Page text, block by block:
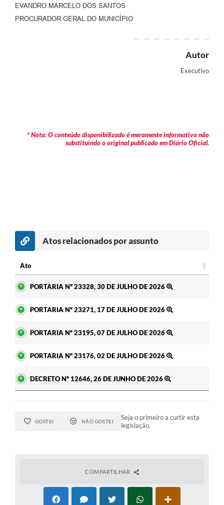
EVANDRO MARCELO DOS SANTOS
PROCURADOR GERAL DO MUNICÍPIO
Autor
Executivo
* Nota: O conteúdo disponibilizado é meramente informativo não
substituindo o original publicado em Diário Oficial.
Atos relacionados por assunto
Ato
PORTARIA Nº 23328, 30 DE JULHO DE 2026
PORTARIA Nº 23271, 17 DE JULHO DE 2026
PORTARIA Nº 23195, 07 DE JULHO DE 2026
PORTARIA Nº 23176, 02 DE JULHO DE 2026
DECRETO Nº 12646, 26 DE JUNHO DE 2026
GOSTEI NÃO GOSTEI
Seja o primeiro a curtir esta
legislação.
COMPARTILHAR